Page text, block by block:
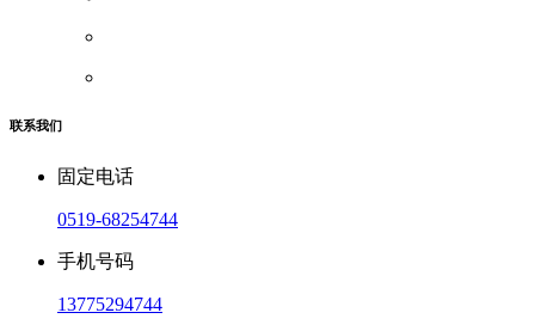
联系我们
固定电话
0519-68254744
手机号码
13775294744